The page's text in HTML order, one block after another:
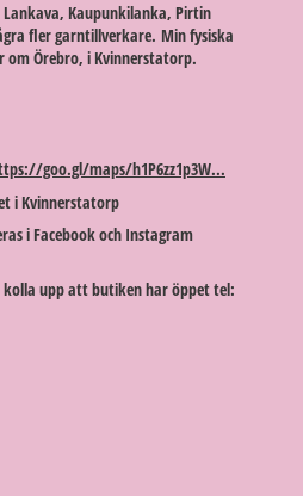
Kaupunkilanka, Pirtin
fler garntillverkare. Min fysiska
Örebro, i Kvinnerstatorp.
goo.gl/maps/h1P6zz1p3W...
i Kvinnerstatorp
i Facebook och Instagram
upp att butiken har öppet tel: